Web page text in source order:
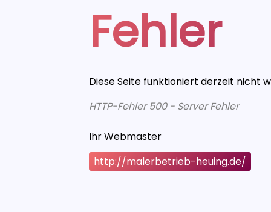
Fehler
Diese Seite funktioniert derzeit nicht
HTTP-Fehler 500 - Server Fehler
Ihr Webmaster
http://malerbetrieb-heuing.de/